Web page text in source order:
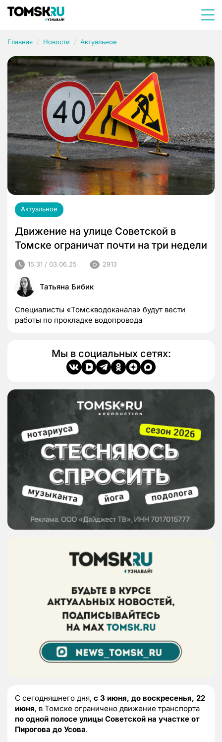
Главная Новости Актуальное
Актуальное
Движение на улице Советской в
Томске ограничат почти на три недели
15:31 / 03.06.25 2913
Татьяна Бибик
Специалисты «Томскводоканала» будут вести
работы по прокладке водопровода
Мы в социальных сетях:
С сегодняшнего дня, с 3 июня, до воскресенья, 22
июня, в Томске ограничено движение транспорта
по одной полосе улицы Советской на участке от
Пирогова до Усова.